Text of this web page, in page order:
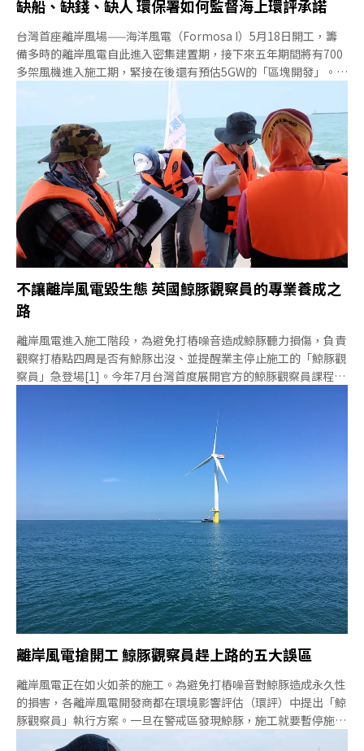
缺船、缺錢、缺人 環保署如何監督海上環評承諾
台灣首座離岸風場——海洋風電（Formosa I）5月18日開工，籌
備多時的離岸風電自此進入密集建置期，接下來五年期間將有700
多架風機進入施工期，緊接在後還有預估5GW的「區塊開發」。台
爆進行風機打樁時，原本開發商承諾時要在打樁周圍觀察是否有鯨
豚出沒、並在必要時建議停止打樁的鯨豚觀察員卻沒有出海，環團
怒批廠商環評承諾落空，環保署在哪裡？除了將矛頭指向環保署，
面對從未有過的大規模海上開發，我們更想追問海上環評的監督機
制。在未來5年、10年甚至20年環保署的海上稽查經費在哪？海上
監督的人力、專業又該如何補強？
不讓離岸風電毀生態 英國鯨豚觀察員的專業養成之
路
離岸風電進入施工階段，為避免打樁噪音造成鯨豚聽力損傷，負責
觀察打樁點四周是否有鯨豚出沒、並提醒業主停止施工的「鯨豚觀
察員」急登場[1]。今年7月台灣首度展開官方的鯨豚觀察員課程與
才能保障MMO海保署所規劃的鯨豚觀察員訓練課程與架構主要參
考英國MMO（Marine Mammal Observer，海洋哺乳動物觀察
員）。生態研究員李恩娜（化名）數年前遠赴英國參加MMO訓練
課程並取得證書。他指出，海保署培訓課程與英國架構相似，最大
應的法規、以及可能涉及違法的情況，台灣卻沒有相對的法規去保
障鯨豚觀察員的任務執行。台灣的鯨豚觀察員起源自離岸風電商在
環評階段的承諾，僅有半頁到一、兩頁的說明。英國雖然也沒有
MMO專屬法規，但在各個
離岸風電搶開工 鯨豚觀察員趕上路的五大誤區
離岸風電正在如火如荼的施工。為避免打樁噪音對鯨豚造成永久性
的損害，各離岸風電開發商都在環境影響評估（環評）中提出「鯨
豚觀察員」執行方案。一旦在警戒區發現鯨豚，施工就要暫停施工
[註]，以避免海洋鯨豚受到損害。2019年7月，由海保署規劃、試